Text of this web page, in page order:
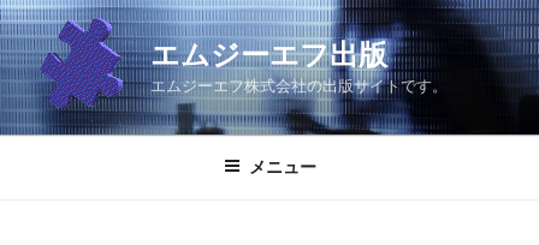
コ
ン
テ
ン
ツ
エムジーエフ出版
エムジーエフ株式会社の出版サイトです。
メニュー